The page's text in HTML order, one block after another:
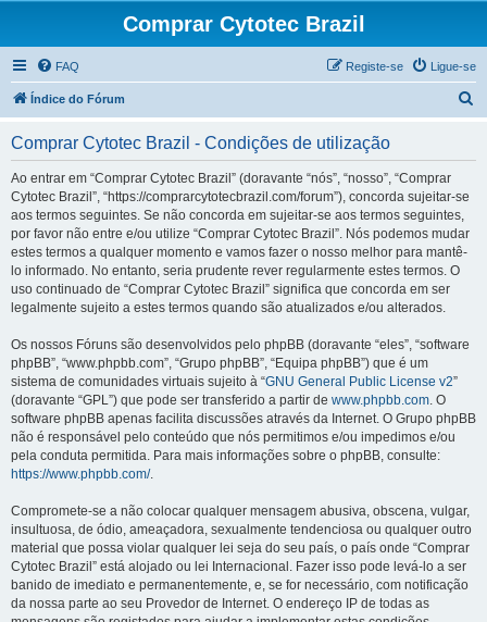
Comprar Cytotec Brazil
FAQ Ligue-se
Registe-se
Índice do Fórum
Comprar Cytotec Brazil - Condições de utilização
Ao entrar em “Comprar Cytotec Brazil” (doravante “nós”, “nosso”, “Comprar
Cytotec Brazil”, “https://comprarcytotecbrazil.com/forum”), concorda sujeitar-se
aos termos seguintes. Se não concorda em sujeitar-se aos termos seguintes,
por favor não entre e/ou utilize “Comprar Cytotec Brazil”. Nós podemos mudar
estes termos a qualquer momento e vamos fazer o nosso melhor para mantê-
lo informado. No entanto, seria prudente rever regularmente estes termos. O
uso continuado de “Comprar Cytotec Brazil” significa que concorda em ser
legalmente sujeito a estes termos quando são atualizados e/ou alterados.
Os nossos Fóruns são desenvolvidos pelo phpBB (doravante “eles”, “software
phpBB”, “www.phpbb.com”, “Grupo phpBB”, “Equipa phpBB”) que é um
sistema de comunidades virtuais sujeito à “GNU General Public License v2”
(doravante “GPL”) que pode ser transferido a partir de www.phpbb.com. O
software phpBB apenas facilita discussões através da Internet. O Grupo phpBB
não é responsável pelo conteúdo que nós permitimos e/ou impedimos e/ou
pela conduta permitida. Para mais informações sobre o phpBB, consulte:
https://www.phpbb.com/.
Compromete-se a não colocar qualquer mensagem abusiva, obscena, vulgar,
insultuosa, de ódio, ameaçadora, sexualmente tendenciosa ou qualquer outro
material que possa violar qualquer lei seja do seu país, o país onde “Comprar
Cytotec Brazil” está alojado ou lei Internacional. Fazer isso pode levá-lo a ser
banido de imediato e permanentemente, e, se for necessário, com notificação
da nossa parte ao seu Provedor de Internet. O endereço IP de todas as